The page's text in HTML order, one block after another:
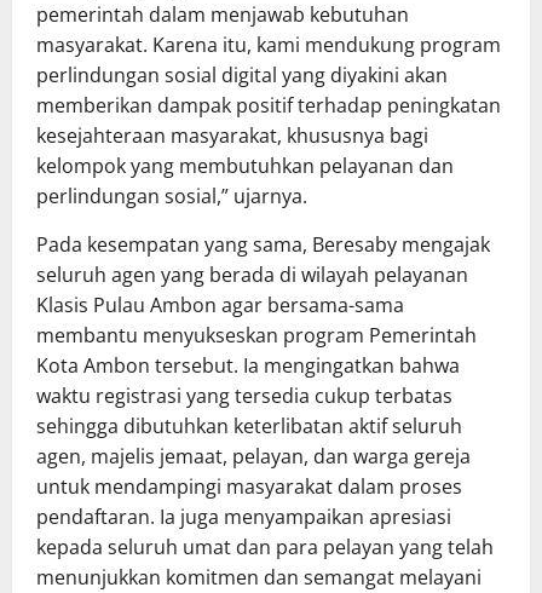
pemerintah dalam menjawab kebutuhan
masyarakat. Karena itu, kami mendukung program
perlindungan sosial digital yang diyakini akan
memberikan dampak positif terhadap peningkatan
kesejahteraan masyarakat, khususnya bagi
kelompok yang membutuhkan pelayanan dan
perlindungan sosial,” ujarnya.
Pada kesempatan yang sama, Beresaby mengajak
seluruh agen yang berada di wilayah pelayanan
Klasis Pulau Ambon agar bersama-sama
membantu menyukseskan program Pemerintah
Kota Ambon tersebut. Ia mengingatkan bahwa
waktu registrasi yang tersedia cukup terbatas
sehingga dibutuhkan keterlibatan aktif seluruh
agen, majelis jemaat, pelayan, dan warga gereja
untuk mendampingi masyarakat dalam proses
pendaftaran. Ia juga menyampaikan apresiasi
kepada seluruh umat dan para pelayan yang telah
menunjukkan komitmen dan semangat melayani